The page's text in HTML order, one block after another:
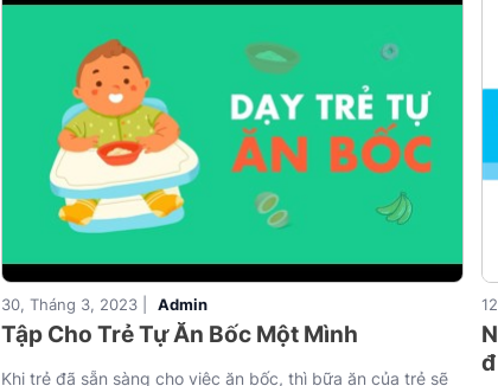
30, Tháng 3, 2023 | Admin
Tập Cho Trẻ Tự Ăn Bốc Một Mình
Khi trẻ đã sẵn sàng cho việc ăn bốc, thì bữa ăn của trẻ sẽ